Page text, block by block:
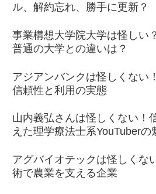
ル、解約忘れ、勝手に更新？
事業構想大学院大学は怪しい
普通の大学との違いは？
アジアンバンクは怪しくない
信頼性と利用の実態
山内義弘さんは怪しくない！
えた理学療法士系YouTuberの
アグバイオテックは怪しくな
術で農業を支える企業